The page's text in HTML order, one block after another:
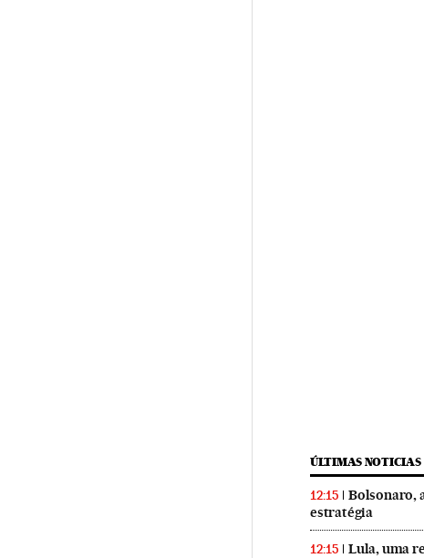
ÚLTIMAS NOTICIAS
12:15
Bolsonaro,
estratégia
12:15 Lula, uma